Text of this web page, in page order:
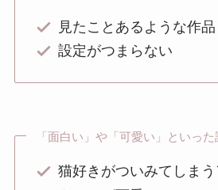
見たことあるような作品
設定がつまらない
「面白い」や「可愛い」といった
猫好きがついみてしまう